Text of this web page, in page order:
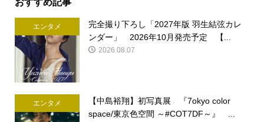
エンタメ
完全撮り下ろし「2027年版 羽生結弦カレ
ンダー」 2026年10月発売予定 【...
2026.08.07
エンタメ
【中島裕翔】初写真展 『7okyo color
space/東京色空間 ～#COT7DF～』 ...